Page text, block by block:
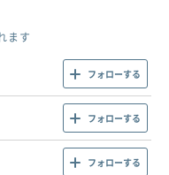
ます
フォローする
フォローする
フォローする